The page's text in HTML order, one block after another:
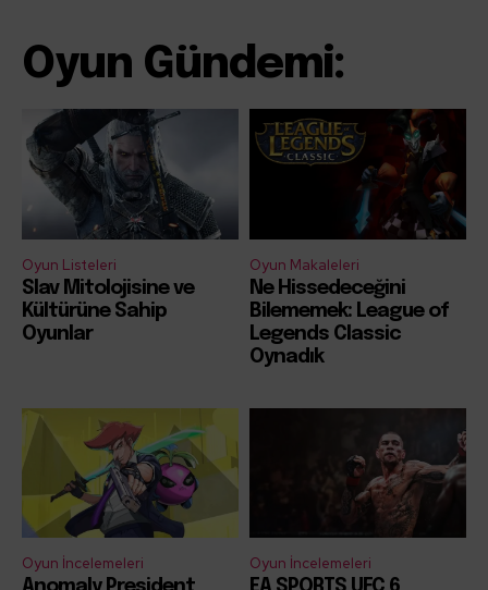
Oyun Gündemi:
Oyun Listeleri
Slav Mitolojisine ve
Kültürüne Sahip
Oyunlar
Oyun Makaleleri
Ne Hissedeceğini
Bilememek: League of
Legends Classic
Oynadık
Oyun İncelemeleri Oyun İncelemeleri